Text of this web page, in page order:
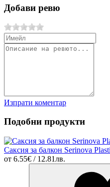
Добави ревю
Изпрати коментар
Подобни продукти
Саксия за балкон Serinova
от 6.55€ / 12.81лв.